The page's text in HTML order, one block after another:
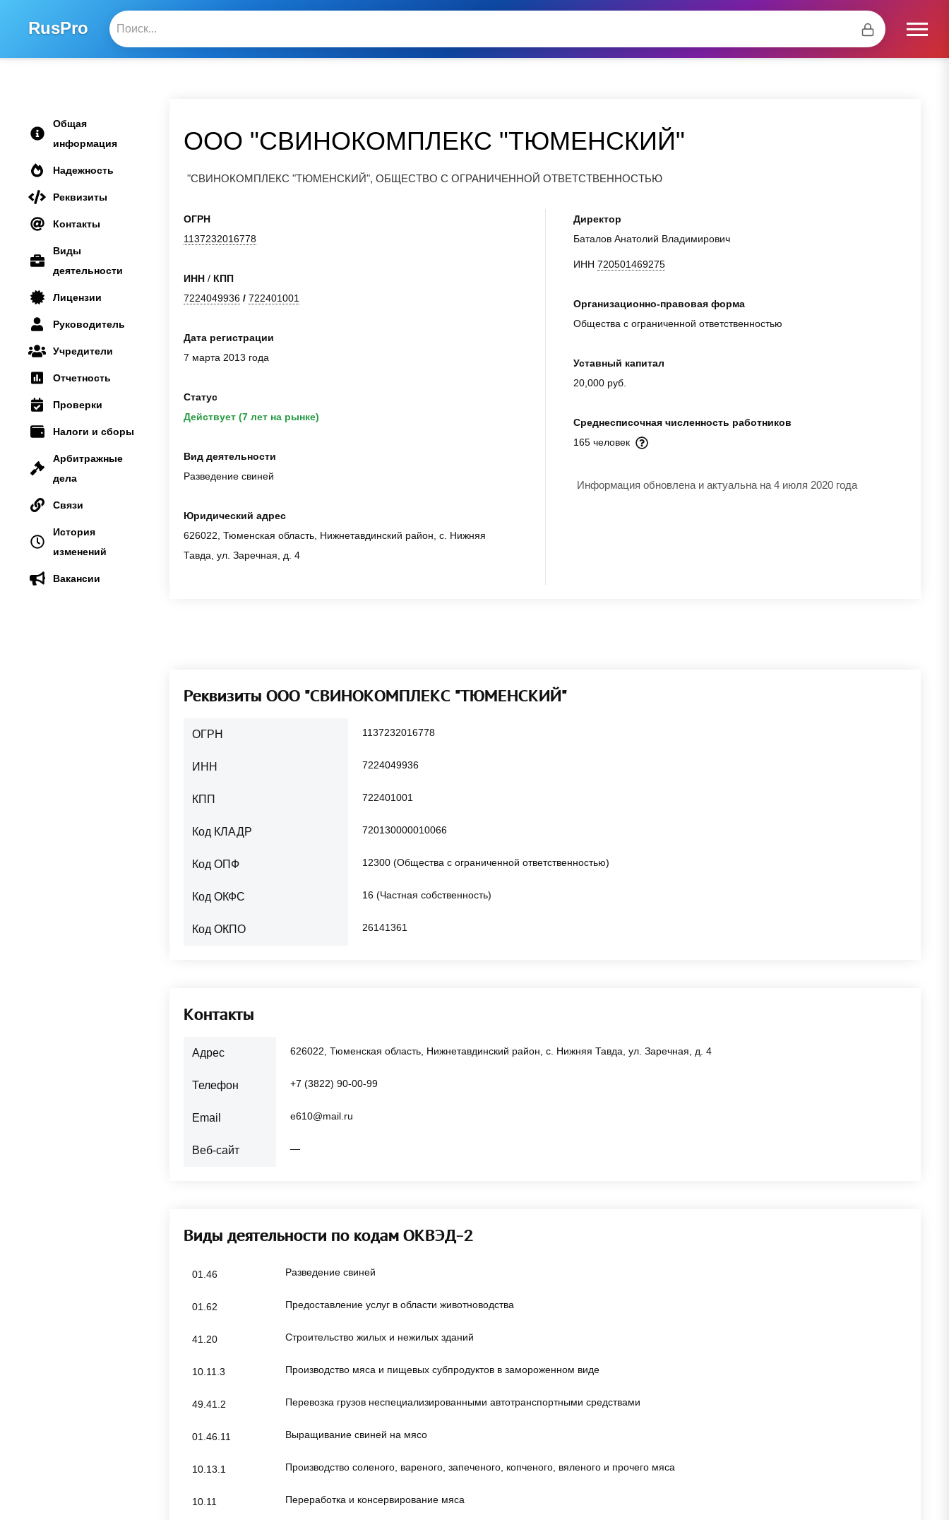
RusPro
Общая
информация
Надежность
Реквизиты
Контакты
Виды
деятельности
Лицензии
Руководитель
Учредители
Отчетность
Проверки
Налоги и сборы
Арбитражные
дела
Связи
История
изменений
Вакансии
ООО "СВИНОКОМПЛЕКС "ТЮМЕНСКИЙ"
"СВИНОКОМПЛЕКС "ТЮМЕНСКИЙ", ОБЩЕСТВО С ОГРАНИЧЕННОЙ ОТВЕТСТВЕННОСТЬЮ
ОГРН
1137232016778
ИНН / КПП
7224049936 / 722401001
Дата регистрации
7 марта 2013 года
Статус
Действует (7 лет на рынке)
Вид деятельности
Разведение свиней
Юридический адрес
626022, Тюменская область, Нижнетавдинский район, с. Нижняя
Тавда, ул. Заречная, д. 4
Директор
Баталов Анатолий Владимирович
ИНН 720501469275
Организационно-правовая форма
Общества с ограниченной ответственностью
Уставный капитал
20,000 руб.
Среднесписочная численность работников
165 человек
Информация обновлена и актуальна на 4 июля 2020 года
Реквизиты ООО "СВИНОКОМПЛЕКС "ТЮМЕНСКИЙ"
ОГРН 1137232016778
ИНН 7224049936
КПП 722401001
Код КЛАДР 720130000010066
Код ОПФ 12300 (Общества с ограниченной ответственностью)
Код ОКФС 16 (Частная собственность)
Код ОКПО 26141361
Контакты
Адрес 626022, Тюменская область, Нижнетавдинский район, с. Нижняя Тавда, ул. Заречная, д. 4
Телефон +7 (3822) 90-00-99
Email e610@mail.ru
Веб-сайт —
Виды деятельности по кодам ОКВЭД-2
01.46 Разведение свиней
01.62 Предоставление услуг в области животноводства
41.20 Строительство жилых и нежилых зданий
10.11.3 Производство мяса и пищевых субпродуктов в замороженном виде
49.41.2 Перевозка грузов неспециализированными автотранспортными средствами
01.46.11 Выращивание свиней на мясо
10.13.1 Производство соленого, вареного, запеченого, копченого, вяленого и прочего мяса
10.11 Переработка и консервирование мяса